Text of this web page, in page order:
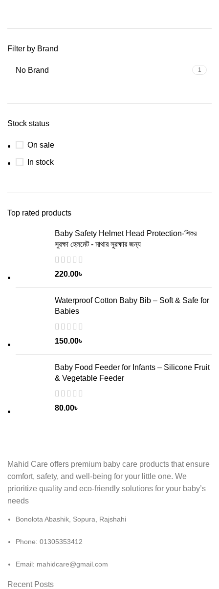
Filter by Brand
No Brand 1
Stock status
On sale
In stock
Top rated products
Baby Safety Helmet Head Protection-শিশুর
সুরক্ষা হেলমেট - মাথার সুরক্ষার জন্য
220.00৳
Waterproof Cotton Baby Bib – Soft & Safe for
Babies
150.00৳
Baby Food Feeder for Infants – Silicone Fruit
& Vegetable Feeder
80.00৳
Mahid Care offers premium baby care products that ensure
comfort, safety, and well-being for your little one. We
prioritize quality and eco-friendly solutions for your baby’s
needs
Bonolota Abashik, Sopura, Rajshahi
Phone: 01305353412
Email: mahidcare@gmail.com
Recent Posts